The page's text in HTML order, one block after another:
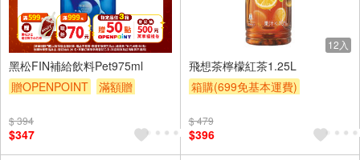
12入
黑松FIN補給飲料Pet975ml
贈OPENPOINT
滿額贈
$ 394
$347
12入
飛想茶檸檬紅茶1.25L
箱購(699免基本運費)
贈$200
$ 479
$396